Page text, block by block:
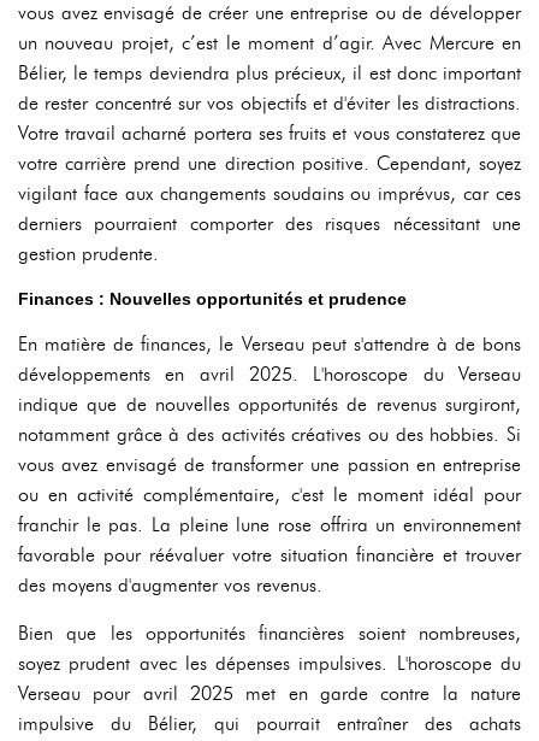
vous avez envisagé de créer une entreprise ou de développer
un nouveau projet, c’est le moment d’agir. Avec Mercure en
Bélier, le temps deviendra plus précieux, il est donc important
de rester concentré sur vos objectifs et d'éviter les distractions.
Votre travail acharné portera ses fruits et vous constaterez que
votre carrière prend une direction positive. Cependant, soyez
vigilant face aux changements soudains ou imprévus, car ces
derniers pourraient comporter des risques nécessitant une
gestion prudente.
Finances : Nouvelles opportunités et prudence
En matière de finances, le Verseau peut s'attendre à de bons
développements en avril 2025. L'horoscope du Verseau
indique que de nouvelles opportunités de revenus surgiront,
notamment grâce à des activités créatives ou des hobbies. Si
vous avez envisagé de transformer une passion en entreprise
ou en activité complémentaire, c'est le moment idéal pour
franchir le pas. La pleine lune rose offrira un environnement
favorable pour réévaluer votre situation financière et trouver
des moyens d'augmenter vos revenus.
Bien que les opportunités financières soient nombreuses,
soyez prudent avec les dépenses impulsives. L'horoscope du
Verseau pour avril 2025 met en garde contre la nature
impulsive du Bélier, qui pourrait entraîner des achats